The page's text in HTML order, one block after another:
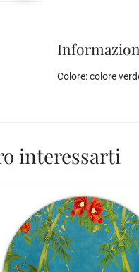
Colore:colore
interessarti